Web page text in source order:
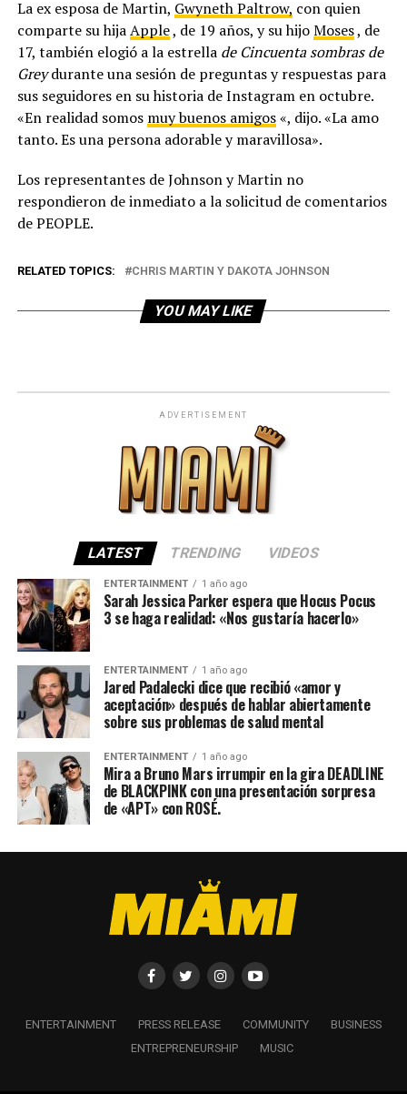
La ex esposa de Martin, Gwyneth Paltrow, con quien
comparte su hijaApple, de 19 años, y su hijoMoses, de
17, también elogió a la estrella de Cincuenta sombras de
Greydurante una sesión de preguntas y respuestas para
sus seguidores en su historia de Instagram en octubre.
«En realidad somos muy buenos amigos«, dijo. «La amo
tanto. Es una persona adorable y maravillosa».
Los representantes de Johnson y Martin no
respondieron de inmediato a la solicitud de comentarios
de PEOPLE.
RELATED TOPICS: CHRIS MARTIN Y DAKOTA JOHNSON
YOU MAY LIKE
ADVERTISEMENT
LATEST TRENDING VIDEOS
ENTERTAINMENT 1 año ago
Sarah Jessica Parker espera que Hocus Pocus
3 se haga realidad: «Nos gustaría hacerlo»
ENTERTAINMENT 1 año ago
Jared Padalecki dice que recibió «amor y
aceptación» después de hablar abiertamente
sobre sus problemas de salud mental
ENTERTAINMENT 1 año ago
Mira a Bruno Mars irrumpir en la gira DEADLINE
de BLACKPINK con una presentación sorpresa
de «APT» con ROSÉ.
ENTERTAINMENT PRESS RELEASE COMMUNITY
BUSINESS
ENTREPRENEURSHIP
MUSIC